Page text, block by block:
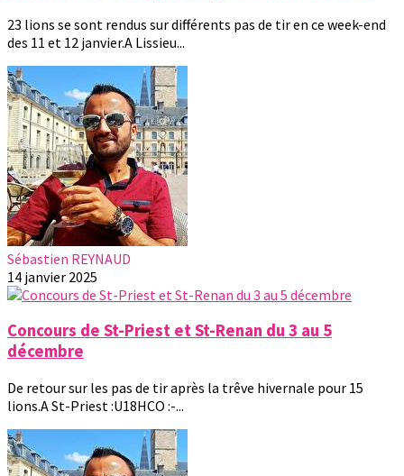
23 lions se sont rendus sur différents pas de tir en ce week-end
des 11 et 12 janvier.A Lissieu...
Sébastien REYNAUD
14 janvier 2025
Concours de St-Priest et St-Renan du 3 au 5
décembre
De retour sur les pas de tir après la trêve hivernale pour 15
lions.A St-Priest :U18HCO :-...